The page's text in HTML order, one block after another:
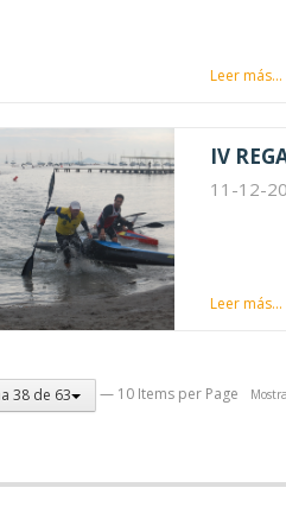
Leer más...
IV
11-12-
Leer más...
38 de 63 — 10 Items per Page